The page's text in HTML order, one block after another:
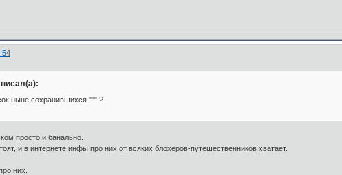
ныне сохранившихся """ ?
просто и банально.
и в интернете инфы про них от всяких блохеров-путешественников хватает.
них.